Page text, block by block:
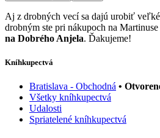
Aj z drobných vecí sa dajú urobiť
drobným ste pri nákupoch na
na Dobrého Anjela. Ďakujeme!
Kníhkupectvá
Bratislava - Obchodná •
Všetky kníhkupectvá
Udalosti
Spriatelené kníhkupectvá